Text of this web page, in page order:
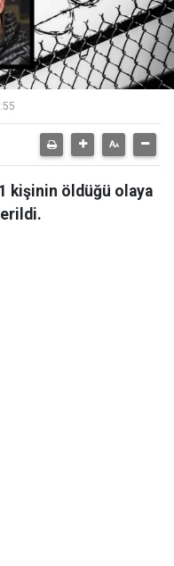
kişinin öldüğü olaya